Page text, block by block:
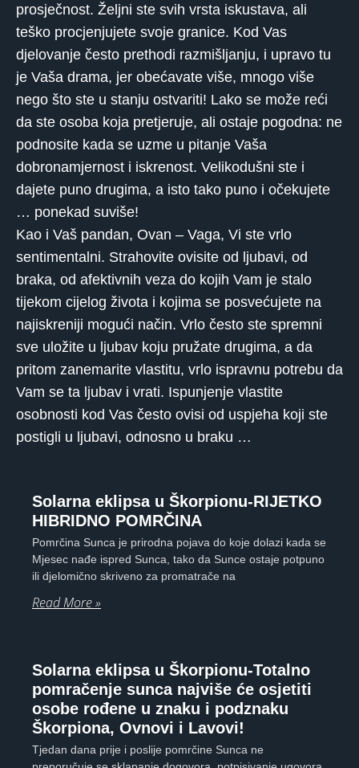
prosječnost. Željni ste svih vrsta iskustava, ali
teško procjenjujete svoje granice. Kod Vas
djelovanje često prethodi razmišljanju, i upravo tu
je Vaša drama, jer obećavate više, mnogo više
nego što ste u stanju ostvariti! Lako se može reći
da ste osoba koja pretjeruje, ali ostaje pogodna: ne
podnosite kada se uzme u pitanje Vaša
dobronamjernost i iskrenost. Velikodušni ste i
dajete puno drugima, a isto tako puno i očekujete
… ponekad suviše!
Kao i Vaš pandan, Ovan – Vaga, Vi ste vrlo
sentimentalni. Strahovite ovisite od ljubavi, od
braka, od afektivnih veza do kojih Vam je stalo
tijekom cijelog života i kojima se posvećujete na
najiskreniji mogući način. Vrlo često ste spremni
sve uložite u ljubav koju pružate drugima, a da
pritom zanemarite vlastitu, vrlo ispravnu potrebu da
Vam se ta ljubav i vrati. Ispunjenje vlastite
osobnosti kod Vas često ovisi od uspjeha koji ste
postigli u ljubavi, odnosno u braku …
Solarna eklipsa u Škorpionu-RIJETKO
HIBRIDNO POMRČINA
Pomrčina Sunca je prirodna pojava do koje dolazi kada se
Mjesec nađe ispred Sunca, tako da Sunce ostaje potpuno
ili djelomično skriveno za promatrače na
Read More »
Solarna eklipsa u Škorpionu-Totalno
pomračenje sunca najviše će osjetiti
osobe rođene u znaku i podznaku
Škorpiona, Ovnovi i Lavovi!
Tjedan dana prije i poslije pomrčine Sunca ne